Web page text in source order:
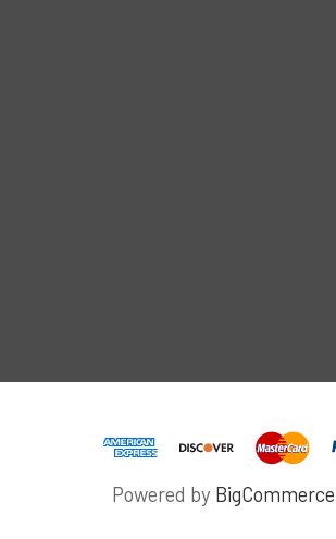
Powered by BigCommerce